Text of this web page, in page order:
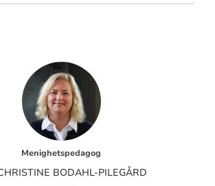
Menighetspedagog
BODAHL-PILEGÅRD